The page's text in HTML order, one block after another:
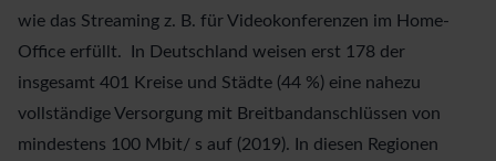
wie das Streaming z. B. für Videokonferenzen im Home-
Office erfüllt. In Deutschland weisen erst 178 der
insgesamt 401 Kreise und Städte (44 %) eine nahezu
vollständige Versorgung mit Breitbandanschlüssen von
mindestens 100 Mbit/ s auf (2019). In diesen Regionen